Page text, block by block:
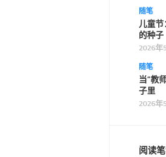
随笔
儿童
的种子
2026年
随笔
当“教
子里
2026年
阅读